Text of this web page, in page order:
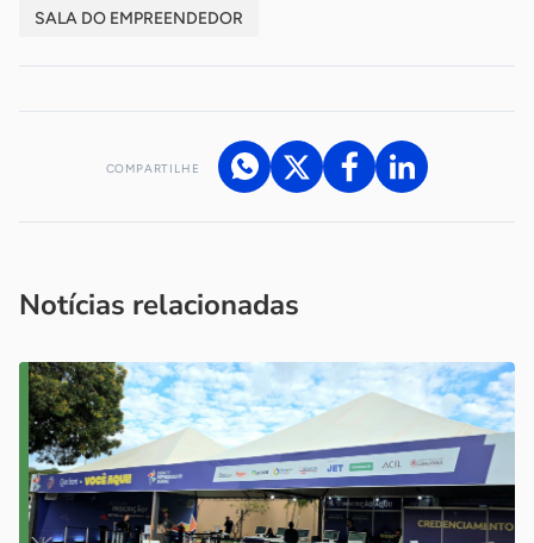
SALA DO EMPREENDEDOR
COMPARTILHE
Notícias relacionadas